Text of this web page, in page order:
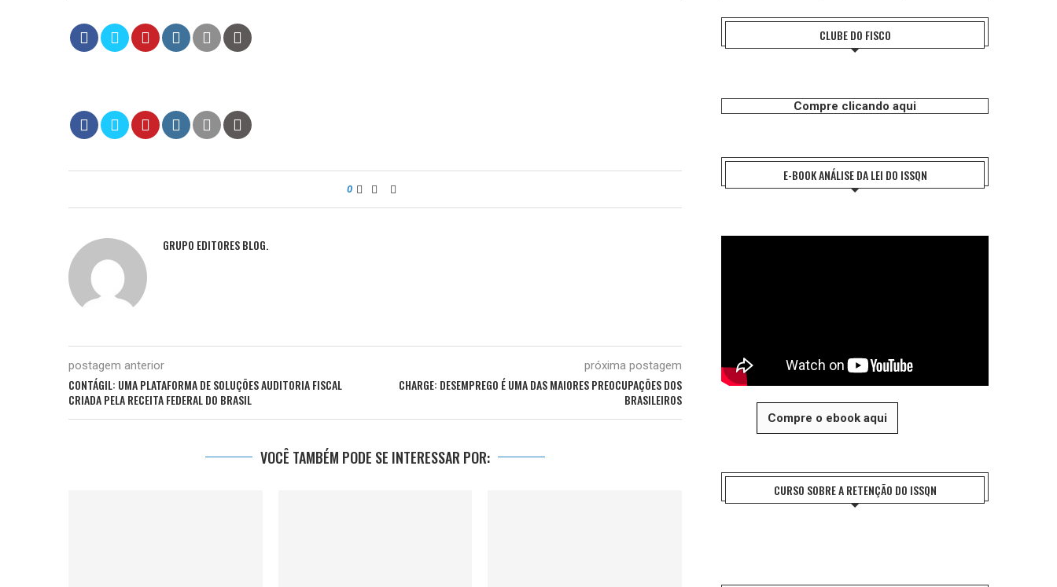
0
GRUPO EDITORES BLOG.
postagem anterior
CONTÁGIL: UMA PLATAFORMA DE SOLUÇÕES AUDITORIA FISCAL
CRIADA PELA RECEITA FEDERAL DO BRASIL
próxima postagem
CHARGE: DESEMPREGO É UMA DAS MAIORES PREOCUPAÇÕES DOS
BRASILEIROS
VOCÊ TAMBÉM PODE SE INTERESSAR POR:
CLUBE DO FISCO
Compre clicando aqui
E-BOOK ANÁLISE DA LEI DO ISSQN
Compre o ebook aqui
CURSO SOBRE A RETENÇÃO DO ISSQN